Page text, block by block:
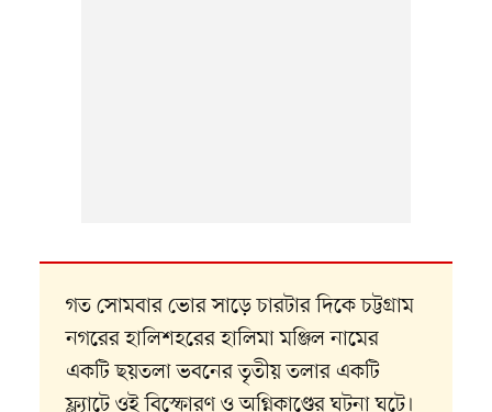
গত সোমবার ভোর সাড়ে চারটার দিকে চট্টগ্রাম
নগরের হালিশহরের হালিমা মঞ্জিল নামের
একটি ছয়তলা ভবনের তৃতীয় তলার একটি
ফ্ল্যাটে ওই বিস্ফোরণ ও অগ্নিকাণ্ডের ঘটনা ঘটে।